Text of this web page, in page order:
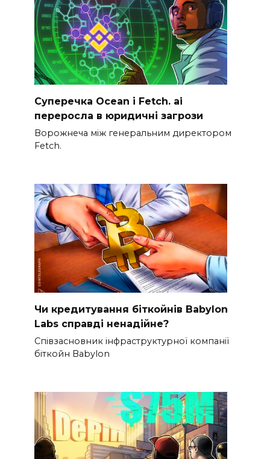
Суперечка Ocean і Fetch. ai
переросла в юридичні загрози
Ворожнеча між генеральним директором
Fetch.
Чи кредитування біткойнів Babylon
Labs справді ненадійне?
Співзасновник інфраструктурної компанії
біткойн Babylon